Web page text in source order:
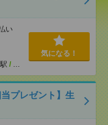
い
/ …
気になる！
プレゼント】生